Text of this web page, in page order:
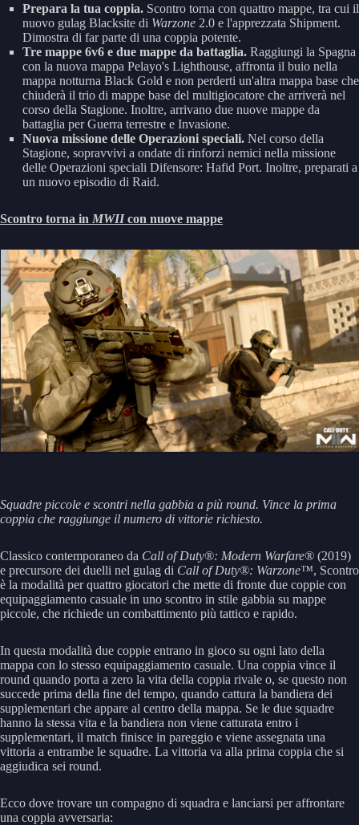
Prepara la tua coppia. Scontro torna con quattro mappe, tra cui il
nuovo gulag Blacksite di Warzone 2.0 e l'apprezzata Shipment.
Dimostra di far parte di una coppia potente.
Tre mappe 6v6 e due mappe da battaglia. Raggiungi la Spagna
con la nuova mappa Pelayo's Lighthouse, affronta il buio nella
mappa notturna Black Gold e non perderti un'altra mappa base che
chiuderà il trio di mappe base del multigiocatore che arriverà nel
corso della Stagione. Inoltre, arrivano due nuove mappe da
battaglia per Guerra terrestre e Invasione.
Nuova missione delle Operazioni speciali. Nel corso della
Stagione, sopravvivi a ondate di rinforzi nemici nella missione
delle Operazioni speciali Difensore: Hafid Port. Inoltre, preparati a
un nuovo episodio di Raid.
Scontro torna in MWIIcon nuove mappe
Squadre piccole e scontri nella gabbia a più round. Vince la prima
coppia che raggiunge il numero di vittorie richiesto.
Classico contemporaneo da Call of Duty®: Modern Warfare® (2019)
e precursore dei duelli nel gulag di Call of Duty®: Warzone™, Scontro
è la modalità per quattro giocatori che mette di fronte due coppie con
equipaggiamento casuale in uno scontro in stile gabbia su mappe
piccole, che richiede un combattimento più tattico e rapido.
In questa modalità due coppie entrano in gioco su ogni lato della
mappa con lo stesso equipaggiamento casuale. Una coppia vince il
round quando porta a zero la vita della coppia rivale o, se questo non
succede prima della fine del tempo, quando cattura la bandiera dei
supplementari che appare al centro della mappa. Se le due squadre
hanno la stessa vita e la bandiera non viene catturata entro i
supplementari, il match finisce in pareggio e viene assegnata una
vittoria a entrambe le squadre. La vittoria va alla prima coppia che si
aggiudica sei round.
Ecco dove trovare un compagno di squadra e lanciarsi per affrontare
una coppia avversaria: